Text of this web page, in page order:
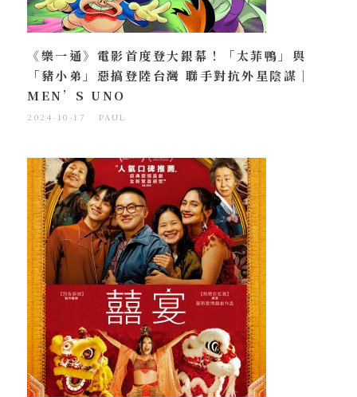
《樂一通》電影首度登大銀幕！「太菲鴨」與
「豬小弟」惡搞登陸台灣 聯手對抗外星陰謀｜
MEN’S UNO
2024-10-17 PAUL